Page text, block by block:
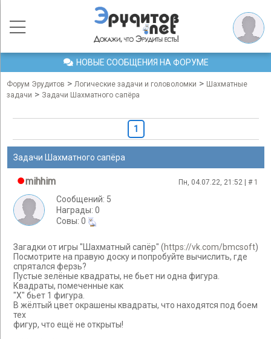
НОВЫЕ СООБЩЕНИЯ НА ФОРУМЕ
Форум Эрудитов > Логические задачи и головоломки > Шахматные
задачи > Задачи Шахматного сапёра
1
Задачи Шахматного сапёра
mihhim Пн, 04.07.22, 21:52 | # 1
Сообщений: 5
Награды: 0
Cовы: 0
Загадки от игры "Шахматный сапёр" (https://vk.com/bmcsoft)
Посмотрите на правую доску и попробуйте вычислить, где
спрятался ферзь?
Пустые зелёные квадраты, не бьет ни одна фигура.
Квадраты, помеченные как
"Х" бьет 1 фигура.
В жёлтый цвет окрашены квадраты, что находятся под боем
тех
фигур, что ещё не открыты!